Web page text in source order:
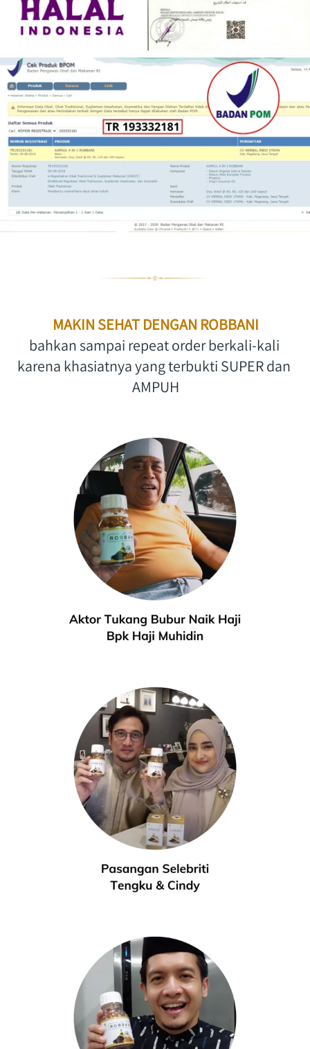
MAKIN SEHAT DENGAN ROBBANI
bahkan sampai repeat order berkali-kali
karena khasiatnya yang terbukti SUPER dan
AMPUH